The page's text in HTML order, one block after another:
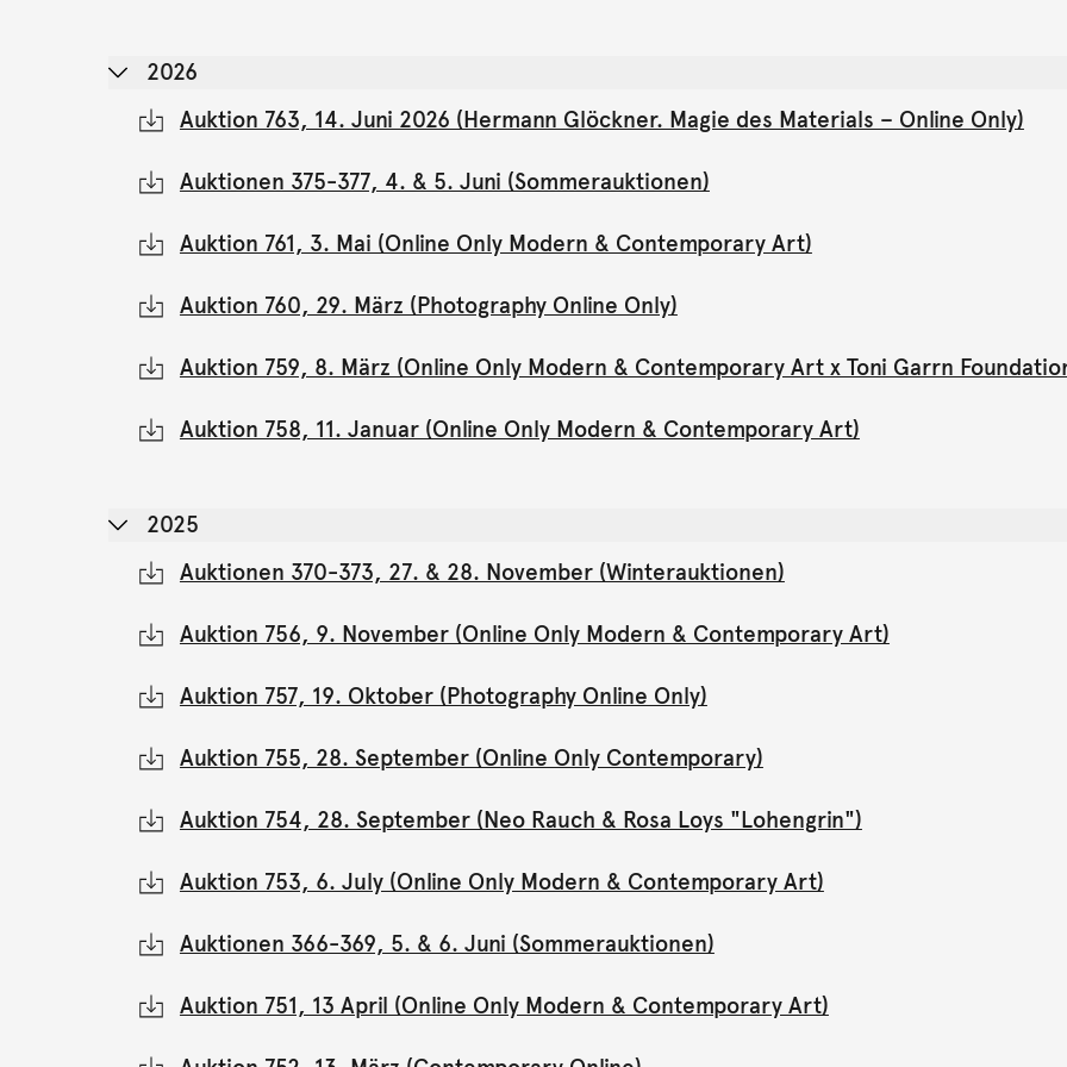
2026
Auktion 763, 14. Juni 2026 (Hermann Glöckner. Magie des Materials – Online Only)
Auktionen 375-377, 4. & 5. Juni (Sommerauktionen)
Auktion 761, 3. Mai (Online Only Modern & Contemporary Art)
Auktion 760, 29. März (Photography Online Only)
Auktion 759, 8. März (Online Only Modern & Contemporary Art x Toni Garrn
Auktion 758, 11. Januar (Online Only Modern & Contemporary Art)
2025
Auktionen 370-373, 27. & 28. November (Winterauktionen)
Auktion 756, 9. November (Online Only Modern & Contemporary Art)
Auktion 757, 19. Oktober (Photography Online Only)
Auktion 755, 28. September (Online Only Contemporary)
Auktion 754, 28. September (Neo Rauch & Rosa Loys "Lohengrin")
Auktion 753, 6. July (Online Only Modern & Contemporary Art)
Auktionen 366-369, 5. & 6. Juni (Sommerauktionen)
Auktion 751, 13 April (Online Only Modern & Contemporary Art)